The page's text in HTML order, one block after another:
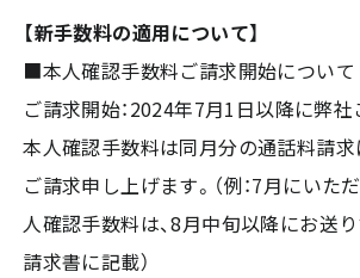
【新手数料の適用について】
■本人確認手数料ご請求開始について
ご請求開始：2024年7月1日以降に弊
本人確認手数料は同月分の通話料請
ご請求申し上げます。（例：7月にいた
人確認手数料は、8月中旬以降にお送
請求書に記載）